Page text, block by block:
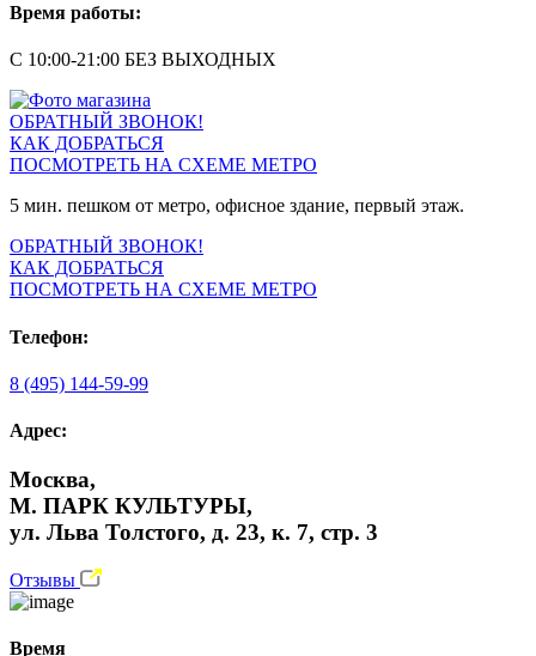
Время работы:
С 10:00-21:00 БЕЗ ВЫХОДНЫХ
ОБРАТНЫЙ ЗВОНОК!
КАК ДОБРАТЬСЯ
ПОСМОТРЕТЬ НА СХЕМЕ МЕТРО
5 мин. пешком от метро, офисное здание, первый этаж.
ОБРАТНЫЙ ЗВОНОК!
КАК ДОБРАТЬСЯ
ПОСМОТРЕТЬ НА СХЕМЕ МЕТРО
Телефон:
8 (495) 144-59-99
Адрес:
Москва,
М. ПАРК КУЛЬТУРЫ,
ул. Льва Толстого, д. 23, к. 7, стр. 3
Отзывы
Время